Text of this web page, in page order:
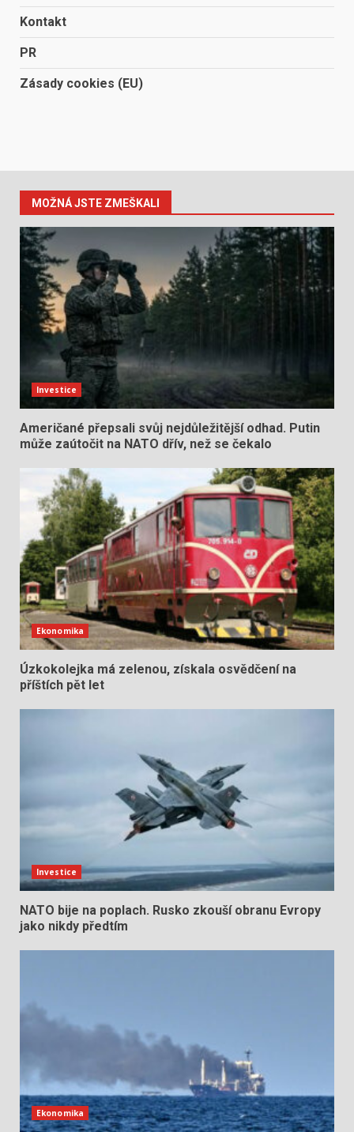
Kontakt
PR
Zásady cookies (EU)
MOŽNÁ JSTE ZMEŠKALI
Investice
Američané přepsali svůj nejdůležitější odhad. Putin
může zaútočit na NATO dřív, než se čekalo
Ekonomika
Úzkokolejka má zelenou, získala osvědčení na
příštích pět let
Investice
NATO bije na poplach. Rusko zkouší obranu Evropy
jako nikdy předtím
Ekonomika